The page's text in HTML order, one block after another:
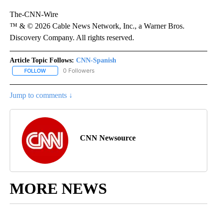
The-CNN-Wire
™ & © 2026 Cable News Network, Inc., a Warner Bros.
Discovery Company. All rights reserved.
Article Topic Follows: CNN-Spanish
FOLLOW FOLLOW "CNN-SPANISH" TO RECEIVE NOTIFICATIONS ABOUT
0 Followers
Jump to comments ↓
CNN Newsource
MORE NEWS